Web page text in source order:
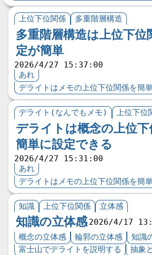
上位下位関係 多重階層構造
多重階層構造は上位下位
定が簡単
2026/4/27 15:37:00
あれ
デライトはメモの上位下位関係を簡
デライト(なんでもメモ) 上位下位
デライトは概念の上位下
簡単に設定できる
2026/4/27 15:31:00
あれ
デライトはメモの上位下位関係を簡
知識 上位下位関係 立体感
知識の立体感 2026/4/17
概念の立体感
輪郭の立体感
知識
富士山でデライトを説明する
抽象